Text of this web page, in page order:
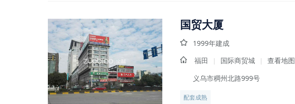
国贸大厦
1999年建成
福田
| 国际商贸城 |
查看地图
义乌市稠州北路999号
配套成熟